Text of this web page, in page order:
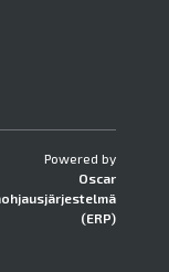
Powered by